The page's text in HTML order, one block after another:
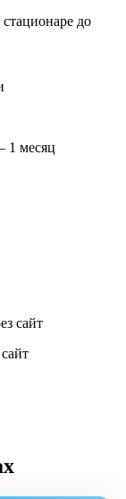
до
1 месяц